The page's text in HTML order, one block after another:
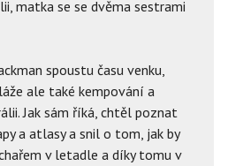
matka se se dvěma sestrami
spoustu času venku,
ale také kempování a
Jak sám říká, chtěl poznat
a atlasy a snil o tom, jak by
v letadle a díky tomu v